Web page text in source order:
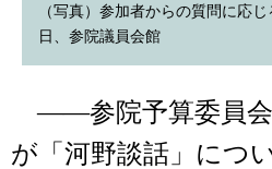
（写真）参加者からの質問に応
日、参院議員会館
――参院予算委員会
が「河野談話」につ